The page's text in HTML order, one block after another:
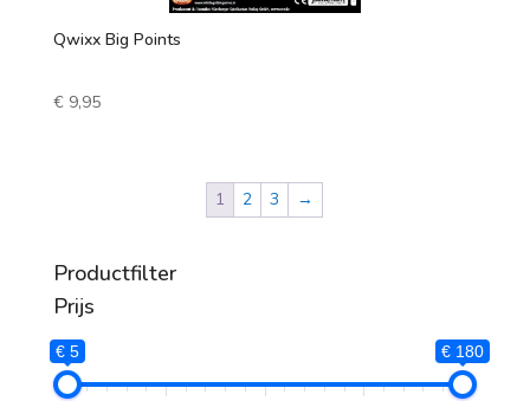
Qwixx Big Points
€9,95
1 2 3 →
Productfilter
Prijs
€ 5 € 180